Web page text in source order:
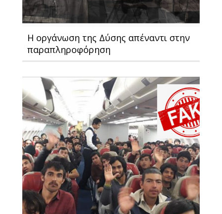
H οργάνωση της Δύσης απέναντι στην
παραπληροφόρηση